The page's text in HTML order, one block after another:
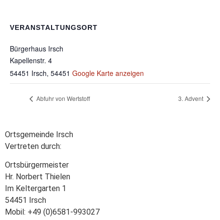
VERANSTALTUNGSORT
Bürgerhaus Irsch
Kapellenstr. 4
54451 Irsch, 54451 Google Karte anzeigen
Abfuhr von Wertstoff 3. Advent
Ortsgemeinde Irsch
Vertreten durch:
Ortsbürgermeister
Hr. Norbert Thielen
Im Keltergarten 1
54451 Irsch
Mobil: +49 (0)6581-993027